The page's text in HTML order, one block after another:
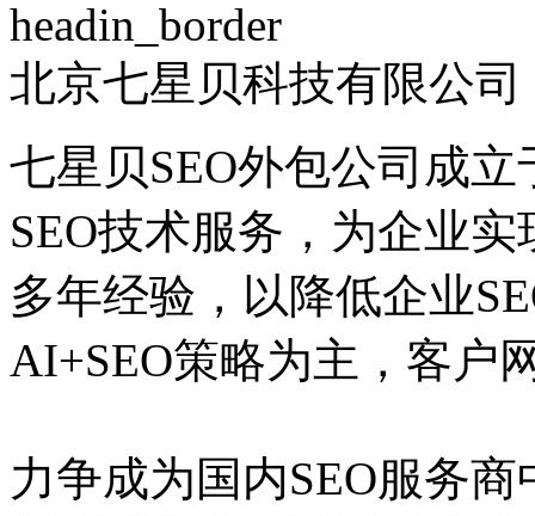
北京七星贝科技有限公
七星贝SEO外包公司成
SEO技术服务，为企业
多年经验，以降低企业
AI+SEO策略为主，客户
力争成为国内SEO服务